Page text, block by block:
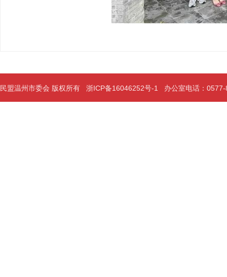
民盟温州市委会 版权所有 浙ICP备16046252号-1 办公室电话：